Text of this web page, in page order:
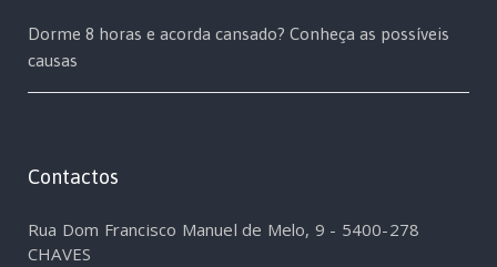
Dorme 8 horas e acorda cansado? Conheça as possíveis
causas
Contactos
Rua Dom Francisco Manuel de Melo, 9 - 5400-278
CHAVES